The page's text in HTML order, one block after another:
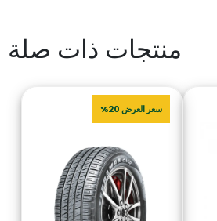
منتجات ذات صلة
سعر العرض 20%